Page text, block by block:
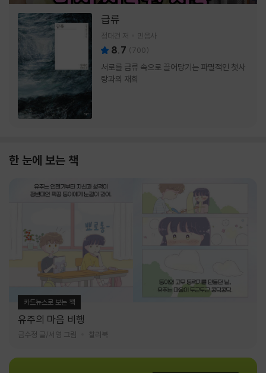
급류
정대건 저 민음사
8.7 (700)
서로를 급류 속으로 끌어당기는 파멸적인 첫사
랑과의 재회
한 눈에 보는 책
카드뉴스로 보는 책
유주의 마음 비행
금수정 글/서영 그림 찰리북